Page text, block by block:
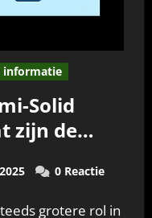
informatie
Solid
zijn de
0 Reactie